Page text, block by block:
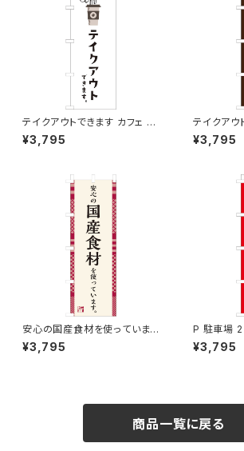
テイクアウトできます カフェ コ
ーヒー のぼり旗
¥3,795
テイクア
ぼり旗
¥3,795
安心の国産食材を使っています。
のぼり旗
¥3,795
P 駐車場
¥3,795
商品一覧に戻る